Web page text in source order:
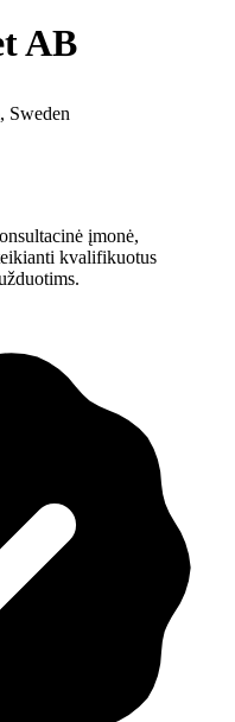
AB
Sweden
įmonė,
kvalifikuotus